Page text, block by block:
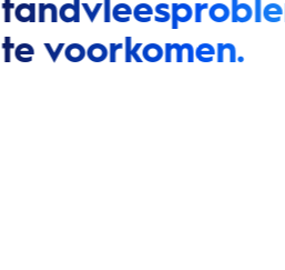
te voorkomen.